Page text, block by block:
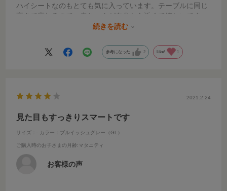
ハイシートなのもとても気に入っています。テーブルに同じ
高さで座れるので、赤ちゃんが自分から近くて嬉しいです。
ただ、幌の色だけ写真のように鮮やかなミントグリーンでは
続きを読む
参考になった 2 Like! 1
2021.2.24
見た目もすっきりスマートです
サイズ：- カラー：ブルイッシュグレー（GL）
ご購入時のお子さまの月齢:マタニティ
お客様の声